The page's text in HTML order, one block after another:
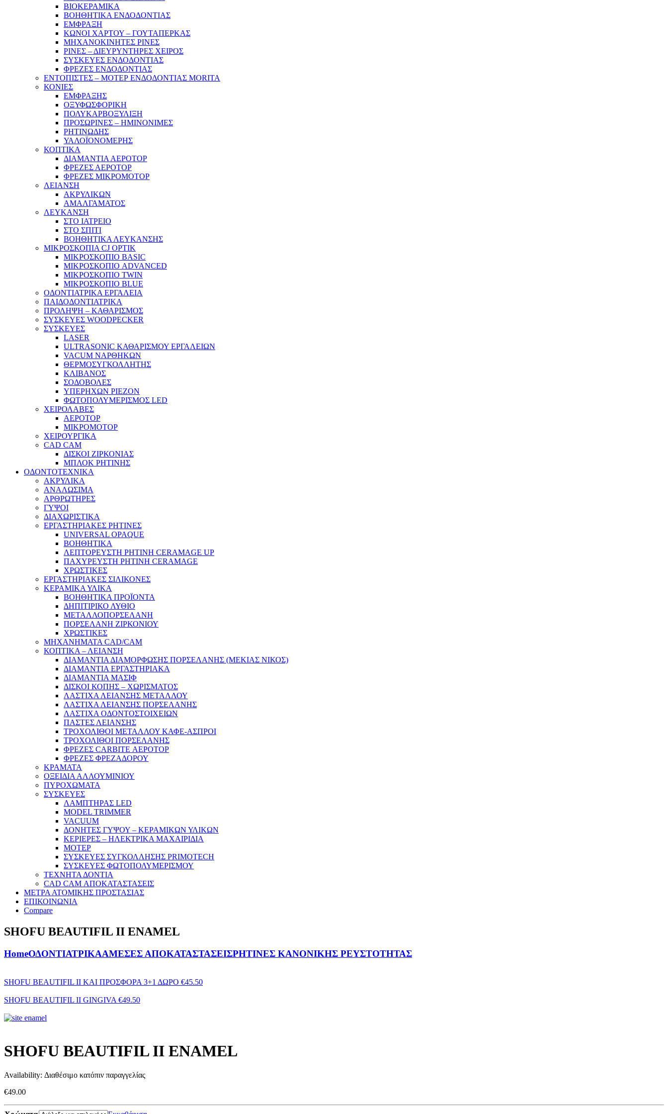
ΒΙΟΚΕΡΑΜΙΚΑ
ΒΟΗΘΗΤΙΚΑ ΕΝΔΟΔΟΝΤΙΑΣ
ΕΜΦΡΑΞΗ
ΚΩΝΟΙ ΧΑΡΤΟΥ – ΓΟΥΤΑΠΕΡΚΑΣ
ΜΗΧΑΝΟΚΙΝΗΤΕΣ ΡΙΝΕΣ
ΡΙΝΕΣ – ΔΙΕΥΡΥΝΤΗΡΕΣ ΧΕΙΡΟΣ
ΣΥΣΚΕΥΕΣ ΕΝΔΟΔΟΝΤΙΑΣ
ΦΡΕΖΕΣ ΕΝΔΟΔΟΝΤΙΑΣ
ΕΝΤΟΠΙΣΤΕΣ – ΜΟΤΕΡ ΕΝΔΟΔΟΝΤΙΑΣ MORITA
ΚΟΝΙΕΣ
ΕΜΦΡΑΞΗΣ
ΟΞΥΦΩΣΦΟΡΙΚΗ
ΠΟΛΥΚΑΡΒΟΞΥΛΙΞΗ
ΠΡΟΣΩΡΙΝΕΣ – ΗΜΙΝΟΝΙΜΕΣ
ΡΗΤΙΝΩΔΗΣ
ΥΑΛΟΪΟΝΟΜΕΡΗΣ
ΚΟΠΤΙΚΑ
ΔΙΑΜΑΝΤΙΑ ΑΕΡΟΤΟΡ
ΦΡΕΖΕΣ ΑΕΡΟΤΟΡ
ΦΡΕΖΕΣ ΜΙΚΡΟΜΟΤΟΡ
ΛΕΙΑΝΣΗ
ΑΚΡΥΛΙΚΩΝ
ΑΜΑΛΓΑΜΑΤΟΣ
ΛΕΥΚΑΝΣΗ
ΣΤΟ ΙΑΤΡΕΙΟ
ΣΤΟ ΣΠΙΤΙ
ΒΟΗΘΗΤΙΚΑ ΛΕΥΚΑΝΣΗΣ
ΜΙΚΡΟΣΚΟΠΙΑ CJ OPTIK
ΜΙΚΡΟΣΚΟΠΙΟ BASIC
ΜΙΚΡΟΣΚΟΠΙΟ ADVANCED
ΜΙΚΡΟΣΚΟΠΙΟ TWIN
ΜΙΚΡΟΣΚΟΠΙΟ BLUE
ΟΔΟΝΤΙΑΤΡΙΚΑ ΕΡΓΑΛΕΙΑ
ΠΑΙΔΟΔΟΝΤΙΑΤΡΙΚΑ
ΠΡΟΛΗΨΗ – ΚΑΘΑΡΙΣΜΟΣ
ΣΥΣΚΕΥΕΣ WOODPECKER
ΣΥΣΚΕΥΕΣ
LASER
ULTRASONIC ΚΑΘΑΡΙΣΜΟΥ ΕΡΓΑΛΕΙΩΝ
VACUM ΝΑΡΘΗΚΩΝ
ΘΕΡΜΟΣΥΓΚΟΛΛΗΤΗΣ
ΚΛΙΒΑΝΟΣ
ΣΟΔΟΒΟΛΕΣ
ΥΠΕΡΗΧΩΝ PIEZON
ΦΩΤΟΠΟΛΥΜΕΡΙΣΜΟΣ LED
ΧΕΙΡΟΛΑΒΕΣ
ΑΕΡΟΤΟΡ
ΜΙΚΡΟΜΟΤΟΡ
ΧΕΙΡΟΥΡΓΙΚΑ
CAD CAM
ΔΙΣΚΟΙ ΖΙΡΚΟΝΙΑΣ
ΜΠΛΟΚ ΡΗΤΙΝΗΣ
ΟΔΟΝΤΟΤΕΧΝΙΚΑ
ΑΚΡΥΛΙΚΑ
ΑΝΑΛΩΣΙΜΑ
ΑΡΘΡΩΤΗΡΕΣ
ΓΥΨΟΙ
ΔΙΑΧΩΡΙΣΤΙΚΑ
ΕΡΓΑΣΤΗΡΙΑΚΕΣ ΡΗΤΙΝΕΣ
UNIVERSAL OPAQUE
ΒΟΗΘΗΤΙΚΑ
ΛΕΠΤΟΡΕΥΣΤΗ ΡΗΤΙΝΗ CERAMAGE UP
ΠΑΧΥΡΕΥΣΤΗ ΡΗΤΙΝΗ CERAMAGE
ΧΡΩΣΤΙΚΕΣ
ΕΡΓΑΣΤΗΡΙΑΚΕΣ ΣΙΛΙΚΟΝΕΣ
ΚΕΡΑΜΙΚΑ ΥΛΙΚΑ
ΒΟΗΘΗΤΙΚΑ ΠΡΟΪΟΝΤΑ
ΔΗΠΙΤΙΡΙΚΟ ΛΥΘΙΟ
ΜΕΤΑΛΛΟΠΟΡΣΕΛΑΝΗ
ΠΟΡΣΕΛΑΝΗ ΖΙΡΚΟΝΙΟΥ
ΧΡΩΣΤΙΚΕΣ
ΜΗΧΑΝΗΜΑΤΑ CAD/CAM
ΚΟΠΤΙΚΑ – ΛΕΙΑΝΣΗ
ΔΙΑΜΑΝΤΙΑ ΔΙΑΜΟΡΦΩΣΗΣ ΠΟΡΣΕΛΑΝΗΣ (ΜΕΚΙΑΣ ΝΙΚΟΣ)
ΔΙΑΜΑΝΤΙΑ ΕΡΓΑΣΤΗΡΙΑΚΑ
ΔΙΑΜΑΝΤΙΑ ΜΑΣΙΦ
ΔΙΣΚΟΙ ΚΟΠΗΣ – ΧΩΡΙΣΜΑΤΟΣ
ΛΑΣΤΙΧΑ ΛΕΙΑΝΣΗΣ ΜΕΤΑΛΛΟΥ
ΛΑΣΤΙΧΑ ΛΕΙΑΝΣΗΣ ΠΟΡΣΕΛΑΝΗΣ
ΛΑΣΤΙΧΑ ΟΔΟΝΤΟΣΤΟΙΧΕΙΩΝ
ΠΑΣΤΕΣ ΛΕΙΑΝΣΗΣ
ΤΡΟΧΟΛΙΘΟΙ ΜΕΤΑΛΛΟΥ ΚΑΦΕ-ΑΣΠΡΟΙ
ΤΡΟΧΟΛΙΘΟΙ ΠΟΡΣΕΛΑΝΗΣ
ΦΡΕΖΕΣ CARBITE ΑΕΡΟΤΟΡ
ΦΡΕΖΕΣ ΦΡΕΖΑΔΟΡΟΥ
ΚΡΑΜΑΤΑ
ΟΞΕΙΔΙΑ ΑΛΛΟΥΜΙΝΙΟΥ
ΠΥΡΟΧΩΜΑΤΑ
ΣΥΣΚΕΥΕΣ
ΛΑΜΠΤΗΡΑΣ LED
MODEL TRIMMER
VACUUM
ΔΟΝΗΤΕΣ ΓΥΨΟΥ – ΚΕΡΑΜΙΚΩΝ ΥΛΙΚΩΝ
ΚΕΡΙΕΡΕΣ – ΗΛΕΚΤΡΙΚΑ ΜΑΧΑΙΡΙΔΙΑ
ΜΟΤΕΡ
ΣΥΣΚΕΥΕΣ ΣΥΓΚΟΛΛΗΣΗΣ PRIMOTECH
ΣΥΣΚΕΥΕΣ ΦΩΤΟΠΟΛΥΜΕΡΙΣΜΟΥ
ΤΕΧΝΗΤΑ ΔΟΝΤΙΑ
CAD CAM ΑΠΟΚΑΤΑΣΤΑΣΕΙΣ
ΜΕΤΡΑ ΑΤΟΜΙΚΗΣ ΠΡΟΣΤΑΣΙΑΣ
ΕΠΙΚΟΙΝΩΝΙΑ
Compare
SHOFU BEAUTIFIL II ENAMEL
HomeΟΔΟΝΤΙΑΤΡΙΚΑΑΜΕΣΕΣ ΑΠΟΚΑΤΑΣΤΑΣΕΙΣΡΗΤΙΝΕΣ ΚΑΝΟΝΙΚΗΣ ΡΕΥΣΤΟΤΗΤΑΣ
SHOFU BEAUTIFIL II ΚΑΙ ΠΡΟΣΦΟΡΑ 3+1 ΔΩΡΟ €45.50
SHOFU BEAUTIFIL II GINGIVA €49.50
SHOFU BEAUTIFIL II ENAMEL
Availability: Διαθέσιμο κατόπιν παραγγελίας
€49.00